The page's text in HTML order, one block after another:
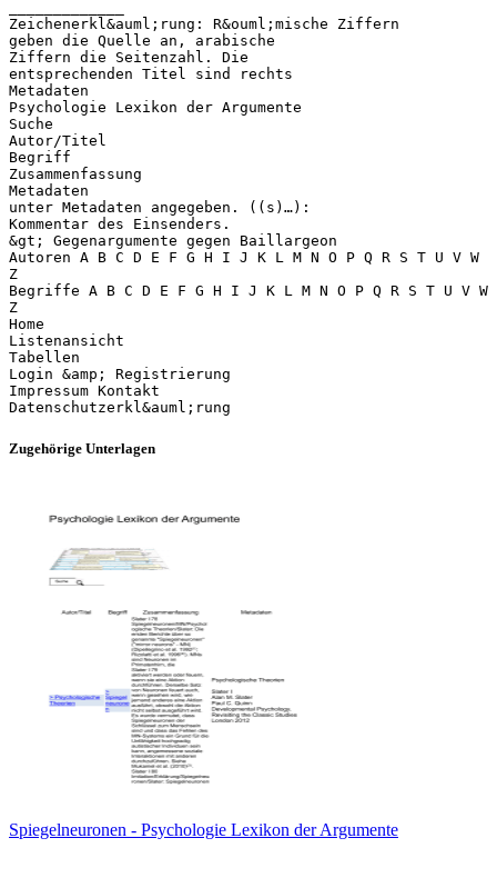
Zeichenerkl&auml;rung: R&ouml;mische Ziffern
geben die Quelle an, arabische
Ziffern die Seitenzahl. Die
entsprechenden Titel sind rechts
Metadaten
Psychologie Lexikon der Argumente
Suche
Autor/Titel
Begriff
Zusammenfassung
Metadaten
unter Metadaten angegeben. ((s)…):
Kommentar des Einsenders.
&gt; Gegenargumente gegen Baillargeon
Autoren A B C D E F G H I J K L M N O P Q R S T U V W
Z
Begriffe A B C D E F G H I J K L M N O P Q R S T U V W
Z
Home
Listenansicht
Tabellen
Login &amp; Registrierung
Impressum Kontakt
Zugehörige Unterlagen
Spiegelneuronen - Psychologie Lexikon der Argumente